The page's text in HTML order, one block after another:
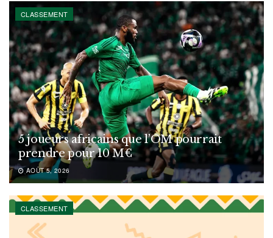
CLASSEMENT
5 joueurs africains que l’OM pourrait
prendre pour 10 M€
AOÛT 5, 2026
CLASSEMENT